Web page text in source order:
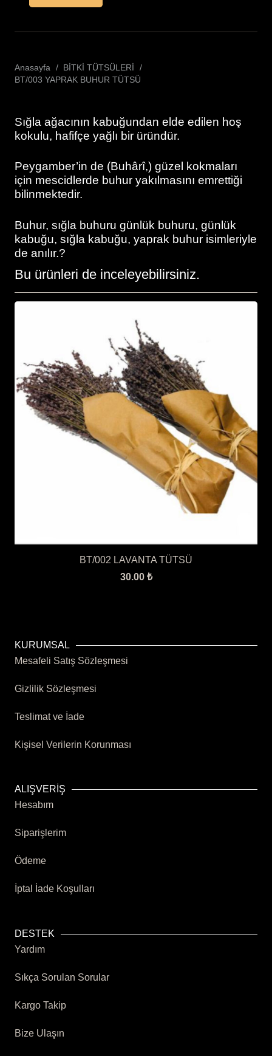
Anasayfa / BİTKİ TÜTSÜLERİ
/
BT/003 YAPRAK BUHUR TÜTSÜ
Sığla ağacının kabuğundan elde edilen hoş
kokulu, hafifçe yağlı bir üründür.
Peygamber’in de (Buhârî,) güzel kokmaları
için mescidlerde buhur yakılmasını emrettiği
bilinmektedir.
Buhur, sığla buhuru günlük buhuru, günlük
kabuğu, sığla kabuğu, yaprak buhur isimleriyle
de anılır.?
Bu ürünleri de inceleyebilirsiniz.
BT/002 LAVANTA TÜTSÜ
30.00 ₺
KURUMSAL
Mesafeli Satış Sözleşmesi
Gizlilik Sözleşmesi
Teslimat ve İade
Kişisel Verilerin Korunması
ALIŞVERİŞ
Hesabım
Siparişlerim
Ödeme
İptal İade Koşulları
DESTEK
Yardım
Sıkça Sorulan Sorular
Kargo Takip
Bize Ulaşın